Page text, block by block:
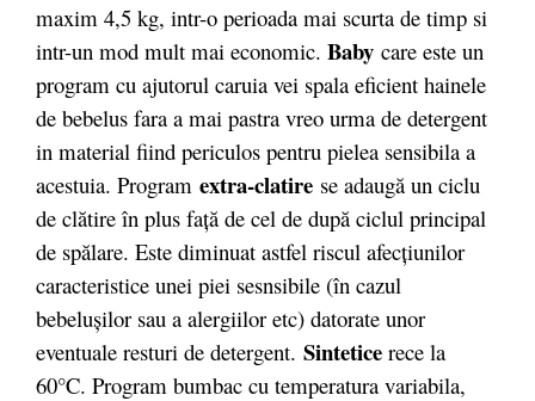
maxim 4,5 kg, intr-o perioada mai scurta de timp si
intr-un mod mult mai economic. Baby care este un
program cu ajutorul caruia vei spala eficient hainele
de bebelus fara a mai pastra vreo urma de detergent
in material fiind periculos pentru pielea sensibila a
acestuia. Program extra-clatire se adaugă un ciclu
de clătire în plus faţă de cel de după ciclul principal
de spălare. Este diminuat astfel riscul afecţiunilor
caracteristice unei piei sesnsibile (în cazul
bebeluşilor sau a alergiilor etc) datorate unor
eventuale resturi de detergent. Sintetice rece la
60°C. Program bumbac cu temperatura variabila,